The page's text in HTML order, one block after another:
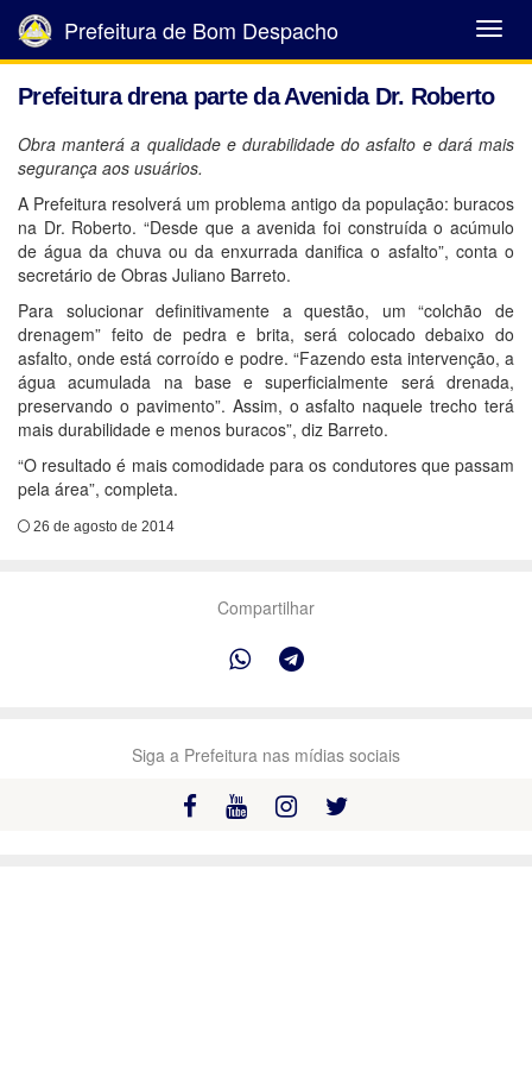
Abrir
Menu
Prefeitura de Bom Despacho
Prefeitura drena parte da Avenida Dr. Roberto
Obra manterá a qualidade e durabilidade do asfalto e dará mais
segurança aos usuários.
A Prefeitura resolverá um problema antigo da população: buracos
na Dr. Roberto. “Desde que a avenida foi construída o acúmulo
de água da chuva ou da enxurrada danifica o asfalto”, conta o
secretário de Obras Juliano Barreto.
Para solucionar definitivamente a questão, um “colchão de
drenagem” feito de pedra e brita, será colocado debaixo do
asfalto, onde está corroído e podre. “Fazendo esta intervenção, a
água acumulada na base e superficialmente será drenada,
preservando o pavimento”. Assim, o asfalto naquele trecho terá
mais durabilidade e menos buracos”, diz Barreto.
“O resultado é mais comodidade para os condutores que passam
pela área”, completa.
26 de agosto de 2014
Compartilhar
Siga a Prefeitura nas mídias sociais